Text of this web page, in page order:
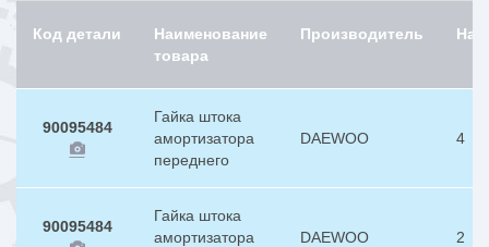
Код детали
Наименование
товара
Производитель
90095484
Гайка штока
амортизатора
переднего
DAEWOO 4
90095484
Гайка штока
амортизатора
DAEWOO 2